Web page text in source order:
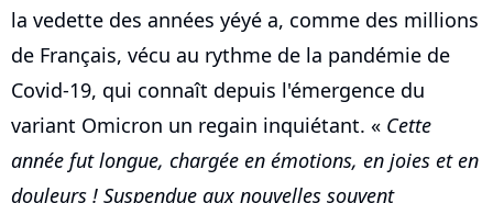
la vedette des années yéyé a, comme des millions
de Français, vécu au rythme de la pandémie de
Covid-19, qui connaît depuis l'émergence du
variant Omicron un regain inquiétant. « Cette
année fut longue, chargée en émotions, en joies et en
douleurs ! Suspendue aux nouvelles souvent